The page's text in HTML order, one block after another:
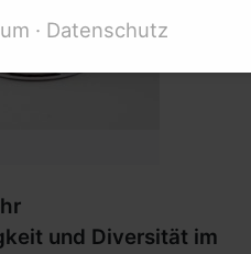
und Diversität im
Datenschutz